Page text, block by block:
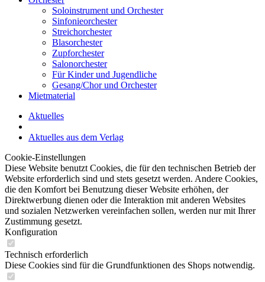
Soloinstrument und Orchester
Sinfonieorchester
Streichorchester
Blasorchester
Zupforchester
Salonorchester
Für Kinder und Jugendliche
Gesang/Chor und Orchester
Mietmaterial
Aktuelles
Aktuelles aus dem Verlag
Cookie-Einstellungen
Diese Website benutzt Cookies, die für den technischen Betrieb der
Website erforderlich sind und stets gesetzt werden. Andere Cookies,
die den Komfort bei Benutzung dieser Website erhöhen, der
Direktwerbung dienen oder die Interaktion mit anderen Websites
und sozialen Netzwerken vereinfachen sollen, werden nur mit Ihrer
Zustimmung gesetzt.
Konfiguration
Technisch erforderlich
Diese Cookies sind für die Grundfunktionen des Shops notwendig.